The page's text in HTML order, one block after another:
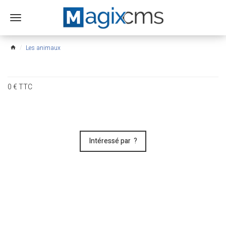
Ouvrir
menu
home Les animaux
0€TTC
Intéressé par ?